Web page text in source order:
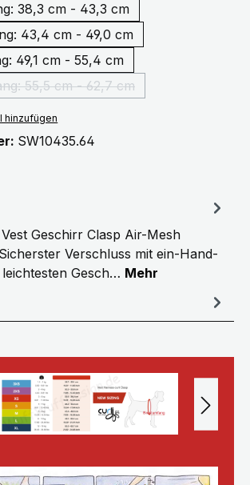
38,3 cm - 43,3 cm
43,4 cm - 49,0 cm
49,1 cm - 55,4 cm
XL Brustumfang: 55,5 cm - 62,7 cm
(Diese Option ist zurzeit nicht verfügbar.)
hinzufügen
SW10435.64
Geschirr Clasp Air-Mesh
Verschluss mit ein-Hand-
Gesch… Mehr